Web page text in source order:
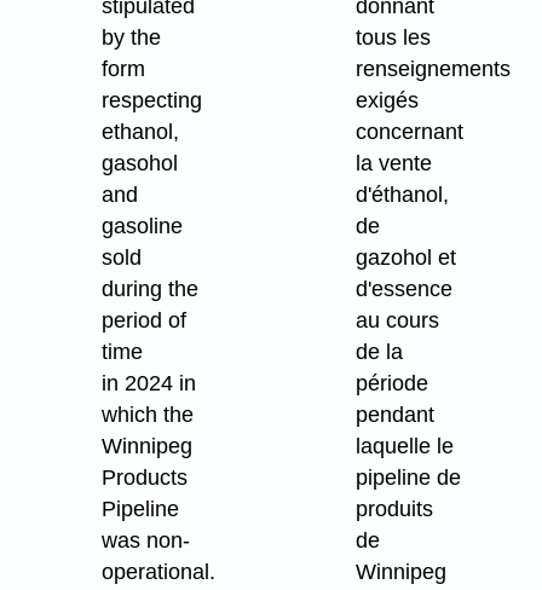
stipulated
by the
form
respecting
ethanol,
gasohol
and
gasoline
sold
during the
period of
time
in 2024 in
which the
Winnipeg
Products
Pipeline
was non-
operational.
donnant
tous les
renseignements
exigés
concernant
la vente
d'éthanol,
de
gazohol et
d'essence
au cours
de la
période
pendant
laquelle le
pipeline de
produits
de
Winnipeg